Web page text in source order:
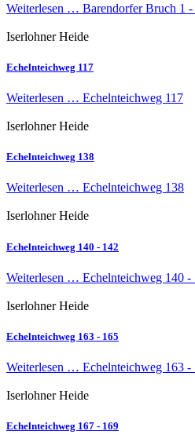
Weiterlesen … Barendorfer Bruch 1 -
Iserlohner Heide
Echelnteichweg 117
Weiterlesen … Echelnteichweg 117
Iserlohner Heide
Echelnteichweg 138
Weiterlesen … Echelnteichweg 138
Iserlohner Heide
Echelnteichweg 140 - 142
Weiterlesen … Echelnteichweg 140 -
Iserlohner Heide
Echelnteichweg 163 - 165
Weiterlesen … Echelnteichweg 163 -
Iserlohner Heide
Echelnteichweg 167 - 169